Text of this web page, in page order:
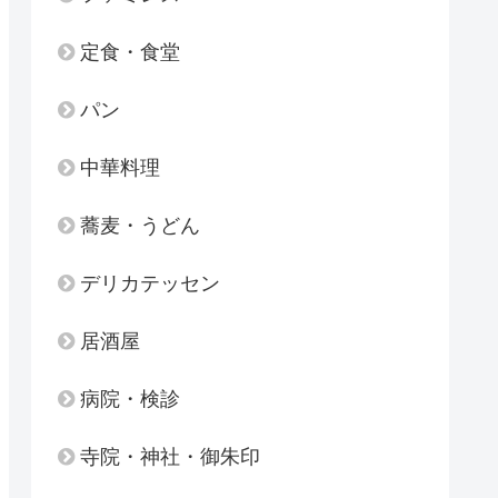
定食・食堂
パン
中華料理
蕎麦・うどん
デリカテッセン
居酒屋
病院・検診
寺院・神社・御朱印